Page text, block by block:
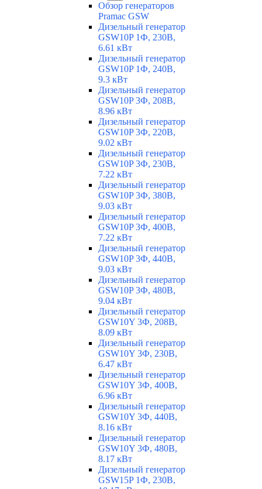
Обзор генераторов
Pramac GSW
Дизельный генератор
GSW10P 1Ф, 230В,
6.61 кВт
Дизельный генератор
GSW10P 1Ф, 240В,
9.3 кВт
Дизельный генератор
GSW10P 3Ф, 208В,
8.96 кВт
Дизельный генератор
GSW10P 3Ф, 220В,
9.02 кВт
Дизельный генератор
GSW10P 3Ф, 230В,
7.22 кВт
Дизельный генератор
GSW10P 3Ф, 380В,
9.03 кВт
Дизельный генератор
GSW10P 3Ф, 400В,
7.22 кВт
Дизельный генератор
GSW10P 3Ф, 440В,
9.03 кВт
Дизельный генератор
GSW10P 3Ф, 480В,
9.04 кВт
Дизельный генератор
GSW10Y 3Ф, 208В,
8.09 кВт
Дизельный генератор
GSW10Y 3Ф, 230В,
6.47 кВт
Дизельный генератор
GSW10Y 3Ф, 400В,
6.96 кВт
Дизельный генератор
GSW10Y 3Ф, 440В,
8.16 кВт
Дизельный генератор
GSW10Y 3Ф, 480В,
8.17 кВт
Дизельный генератор
GSW15P 1Ф, 230В,